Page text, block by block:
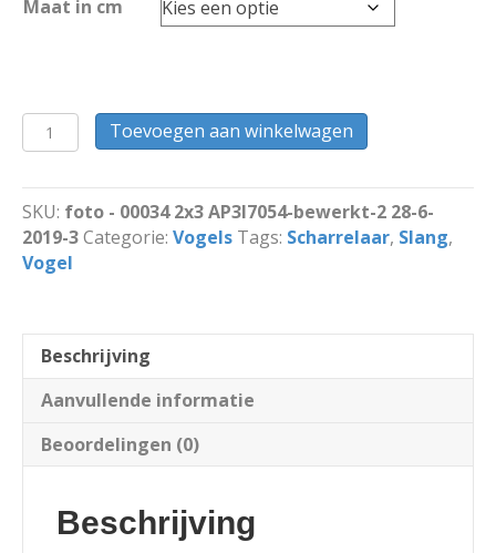
Maat in cm
Scharrelaar
met
aantal
Toevoegen aan winkelwagen
SKU: foto - 00034 2x3 AP3I7054-bewerkt-2 28-6-
2019-3Categorie: Vogels Tags: Scharrelaar, Slang,
Vogel
Beschrijving
Aanvullende informatie
Beoordelingen (0)
Beschrijving